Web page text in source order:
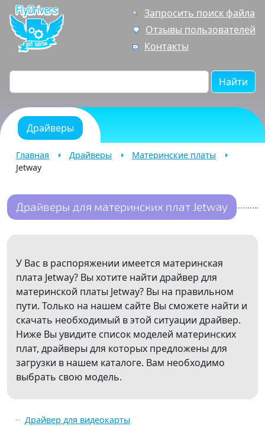
Запросить поиск файла
Отзывы пользователей
Контакты
Найти
Драйверы
Главная Драйверы
Материнские платы
Jetway
Драйверы для материнских плат Jetway
У Вас в распоряжении имеется материнская
плата Jetway? Вы хотите найти драйвер для
материнской платы Jetway? Вы на правильном
пути. Только на нашем сайте Вы сможете найти и
скачать необходимый в этой ситуации драйвер.
Ниже Вы увидите список моделей материнских
плат, драйверы для которых предложены для
загрузки в нашем каталоге. Вам необходимо
выбрать свою модель.
Драйвер для видеокарты